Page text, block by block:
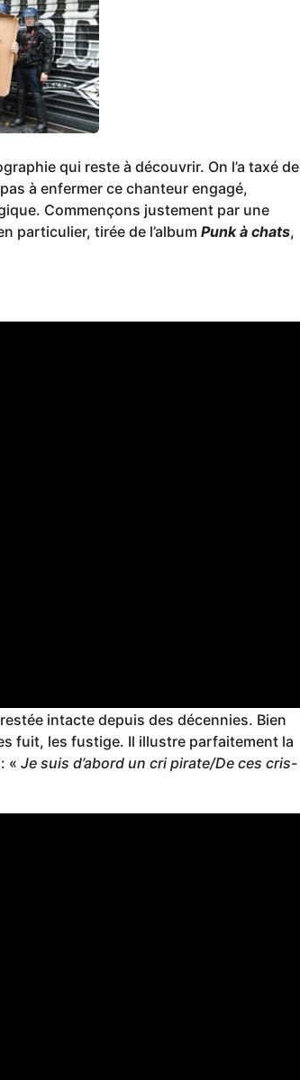
qui reste à découvrir. On l’a taxé de
à enfermer ce chanteur engagé,
Commençons justement par une
particulier, tirée de l’album Punk à chats,
intacte depuis des décennies. Bien
fuit, les fustige. Il illustre parfaitement la
« Je suis d’abord un cri pirate/De ces cris-